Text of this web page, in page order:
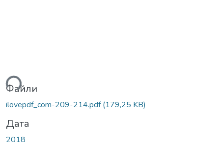
Файли
ilovepdf_com-209-214.pdf(179,25 KB)
Дата
2018